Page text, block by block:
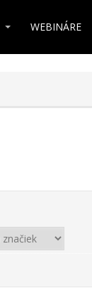
WEBINÁRE